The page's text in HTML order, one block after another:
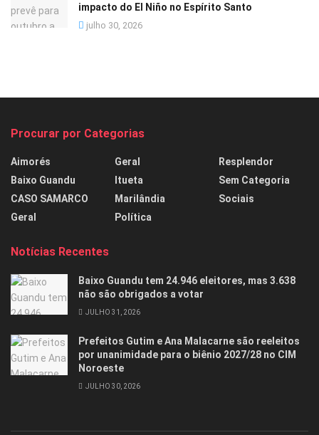
impacto do El Niño no Espírito Santo
julho 30, 2026
Procurar por Categorias
Aimorés
Baixo Guandu
CASO SAMARCO
Geral
Geral
Itueta
Marilândia
Política
Resplendor
Sem Categoria
Sociais
Notícias Recentes
Baixo Guandu tem 24.946 eleitores, mas 3.638
não são obrigados a votar
JULHO 31, 2026
Prefeitos Gutim e Ana Malacarne são reeleitos
por unanimidade para o biênio 2027/28 no CIM
Noroeste
JULHO 30, 2026